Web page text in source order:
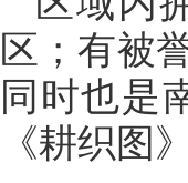
区；有被
同时也是
《耕织图